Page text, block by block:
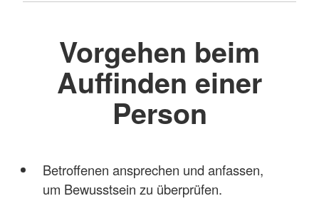
Vorgehen beim
Auffinden einer
Person
Betroffenen ansprechen und anfassen,
um Bewusstsein zu überprüfen.